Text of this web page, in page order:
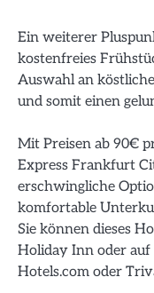
Ein weiterer
kostenfreies
Auswahl an
und somit einen
Mit Preisen ab 90€
Express Frankfurt
erschwingliche
komfortable
Sie können dieses
Holiday Inn oder
Hotels.com oder